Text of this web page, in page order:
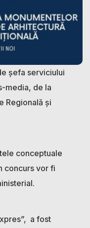
șefa serviciului
media, de la
Regională și
conceptuale
concurs vor fi
a fost